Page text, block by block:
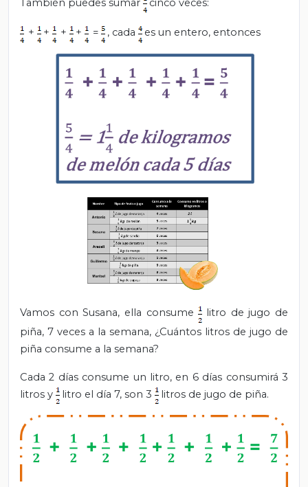
También puedes sumar cinco veces:
+ + + + = , cada es un entero, entonces
Vamos conSusana, ella consume
litro de jugo de
piña, 7 veces a la semana, ¿Cuántos litros de jugo de
piña consume a la semana?
Cada 2 días consume un litro, en 6 días consumirá 3
litros y
litro el día 7, son 3 litros de jugo de piña.